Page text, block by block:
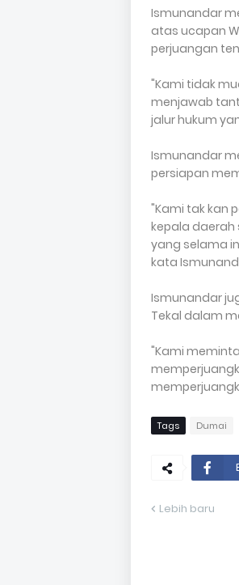
Ismunandar
atas ucapan
perjuangan
"Kami tidak
menjawab
jalur hukum
Ismunandar
persiapan
"Kami tak kan
kepala daerah
yang selama
kata
Ismunandar
Tekal dalam
"Kami
Tags Dumai
Lebih baru